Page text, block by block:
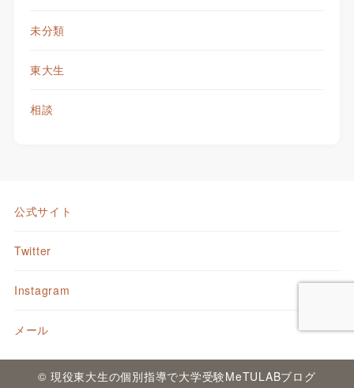
未分類
東大生
相談
公式サイト
Twitter
Instagram
メール
© 現役東大生の個別指導で大学受験MeTULABブログ